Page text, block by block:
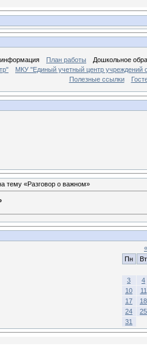
План работы
Дошкольное
МКУ "Единый учетный центр учреждений
Полезные ссылки
тему «Разговор о важном»
«
Пн
Вт
3
4
10
11
17
18
24
25
31